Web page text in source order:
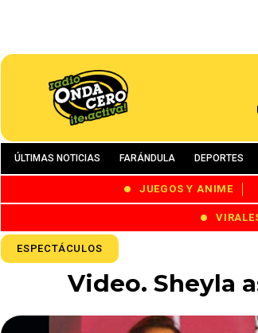
ÚLTIMAS NOTICIAS FARÁNDULA DEPORTES
JUEGOS Y ANIME
ESPECTÁCULOS
Video. Sheyla